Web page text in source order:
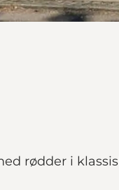
rødder i